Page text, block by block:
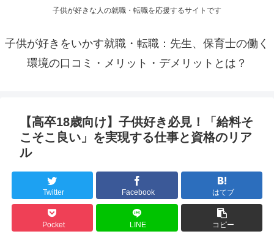
子供が好きな人の就職・転職を応援するサイトです
子供が好きをいかす就職・転職：先生、保育士の働く
環境の口コミ・メリット・デメリットとは？
【高卒18歳向け】子供好き必見！「給料そ
こそこ良い」を実現する仕事と資格のリア
ル
Twitter Facebook はてブ
Pocket LINE コピー